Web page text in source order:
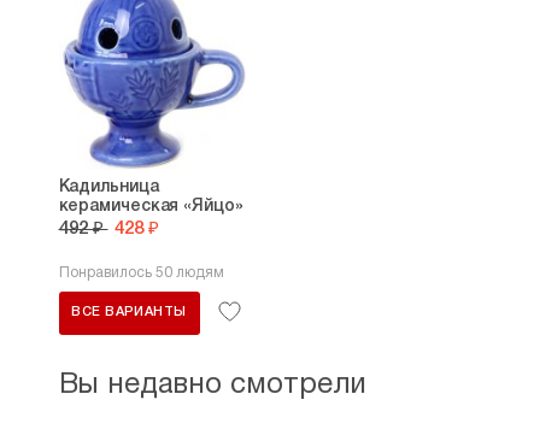
Кадильница
керамическая «Яйцо»
492 ₽ 428 ₽
Понравилось 50 людям
ВСЕ ВАРИАНТЫ
Вы недавно смотрели